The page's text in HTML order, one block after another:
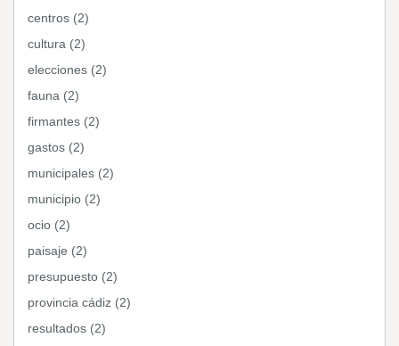
centros (2)
cultura (2)
elecciones (2)
fauna (2)
firmantes (2)
gastos (2)
municipales (2)
municipio (2)
ocio (2)
paisaje (2)
presupuesto (2)
provincia cádiz (2)
resultados (2)